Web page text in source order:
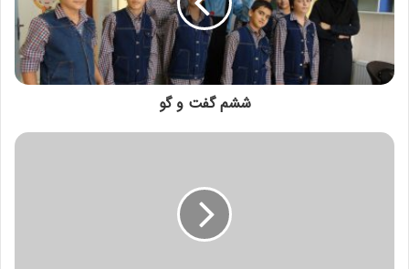
ششم گفت و گو